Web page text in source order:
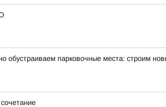
обустраиваем парковочные места: строим